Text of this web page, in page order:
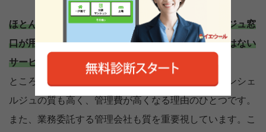
ほとんどのタワーマンションには専属のコンシェルジュ窓
口が用意されており、こちらも通常のマンションにはない
サービスです。
ところが、高級なタワーマンションなだけあってコンシェ
ルジュの質も高く、管理費が高くなる理由のひとつです。
また、業務委託する管理会社も質を重要視しています。こ